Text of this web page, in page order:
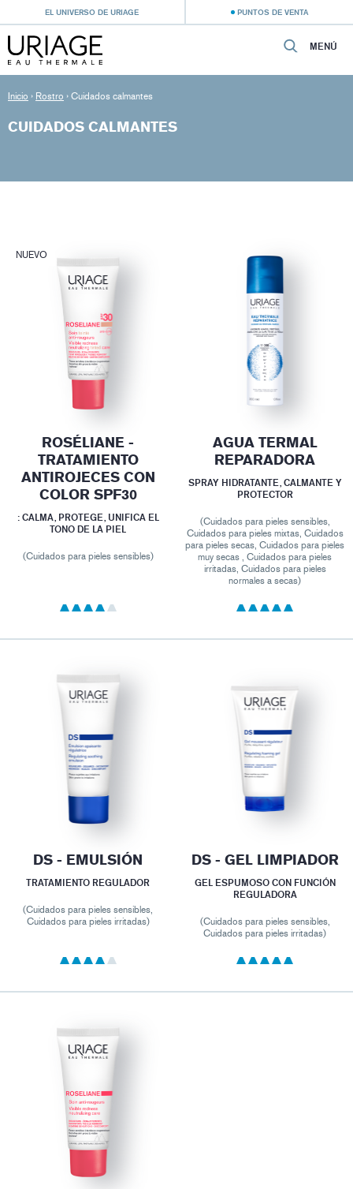
EL UNIVERSO DE URIAGE PUNTOS DE VENTA
MENÚ
Inicio › Rostro › Cuidados calmantes
CUIDADOS CALMANTES
NUEVO
ROSÉLIANE -
TRATAMIENTO
ANTIROJECES CON
COLOR SPF30
: CALMA, PROTEGE, UNIFICA EL
TONO DE LA PIEL
(Cuidados para pieles sensibles)
AGUA TERMAL
REPARADORA
SPRAY HIDRATANTE, CALMANTE Y
PROTECTOR
(Cuidados para pieles sensibles,
Cuidados para pieles mixtas, Cuidados
para pieles secas, Cuidados para pieles
muy secas , Cuidados para pieles
irritadas, Cuidados para pieles
normales a secas)
DS - EMULSIÓN
TRATAMIENTO REGULADOR
(Cuidados para pieles sensibles,
Cuidados para pieles irritadas)
DS - GEL LIMPIADOR
GEL ESPUMOSO CON FUNCIÓN
REGULADORA
(Cuidados para pieles sensibles,
Cuidados para pieles irritadas)